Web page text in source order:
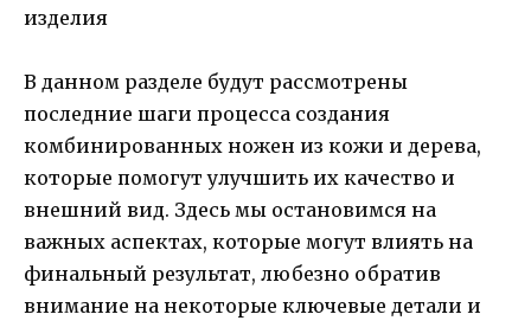
В данном разделе будут рассмотрены
последние шаги процесса создания
комбинированных ножен из кожи и дерева,
которые помогут улучшить их качество и
внешний вид. Здесь мы остановимся на
важных аспектах, которые могут влиять на
финальный результат, любезно обратив
внимание на некоторые ключевые детали и